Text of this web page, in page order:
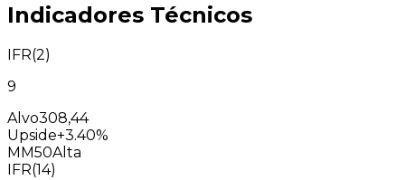
Indicadores Técnicos
IFR(2)
9
Alvo308,44
Upside+3.40%
MM50Alta
IFR(14)